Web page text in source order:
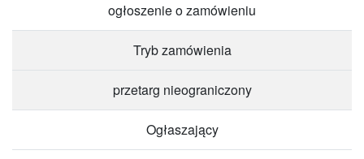
ogłoszenie o zamówieniu
Tryb zamówienia
przetarg nieograniczony
Ogłaszający